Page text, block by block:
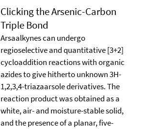
Clicking the Arsenic-Carbon
Triple Bond
Arsaalkynes can undergo
regioselective and quantitative [3+2]
cycloaddition reactions with organic
azides to give hitherto unknown 3H-
1,2,3,4-triazaarsole derivatives. The
reaction product was obtained as a
white, air- and moisture-stable solid,
and the presence of a planar, five-